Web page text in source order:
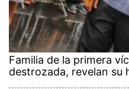
Familia de la primera
destrozada, revelan su